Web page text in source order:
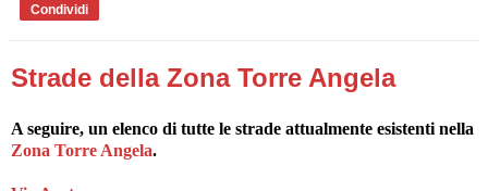
Condividi
Strade della Zona Torre Angela
A seguire, un elenco di tutte le strade attualmente esistenti nella
Zona Torre Angela.